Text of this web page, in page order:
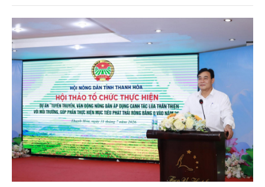
sắc bởi các tiến bộ công nghệ và cam kết bền vững
toàn cầu, đặc biệt là mục tiêu đưa phát thải ròng
bằng 0 (Net-Zero) vào năm 2050.